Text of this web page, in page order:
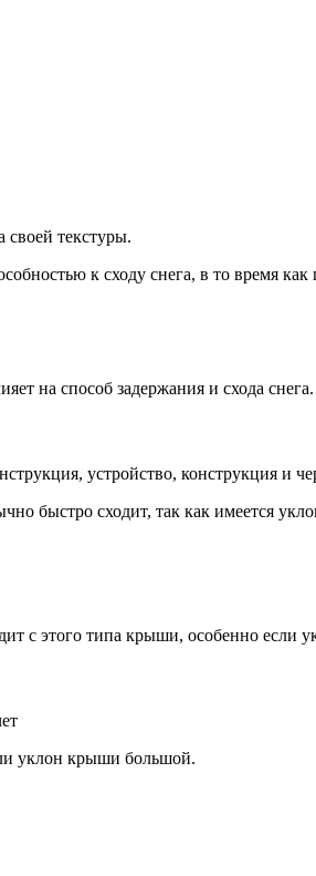
своей текстуры.
к сходу снега, в то время
на способ задержания и схода
быстро сходит, так как имеется
с этого типа крыши, особенно если
уклон крыши большой.